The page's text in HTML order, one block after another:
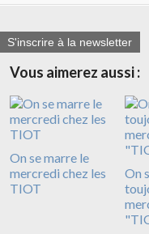
S'inscrire à la newsletter
Vous aimerez aussi :
On se marre le
mercredi chez les
TIOT
On